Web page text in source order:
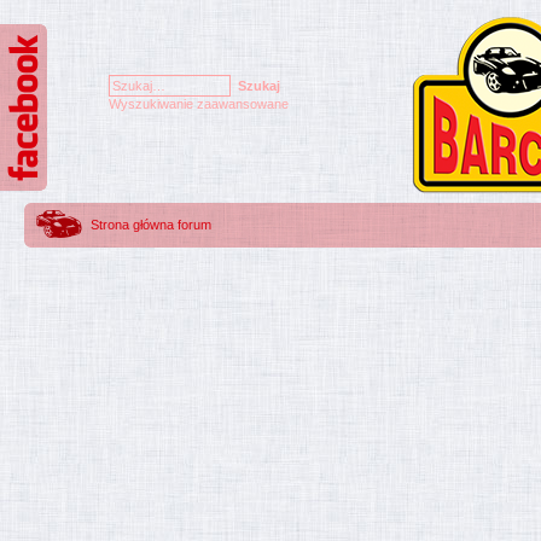
Wyszukiwanie zaawansowane
Strona główna forum